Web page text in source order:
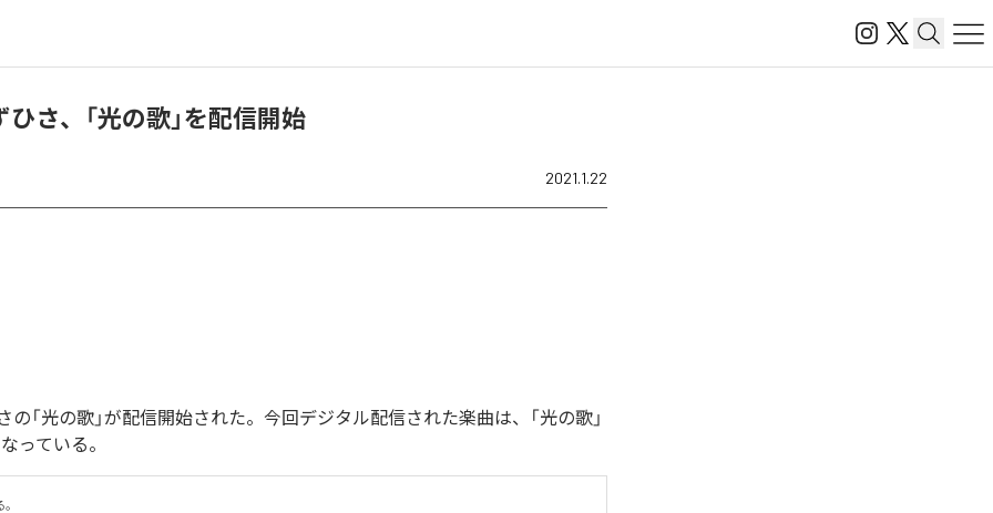
さ、「光の歌」を配信開始
2021.1.22
の「光の歌」が配信開始された。今回デジタル配信された楽曲は、「光の歌」
っている。